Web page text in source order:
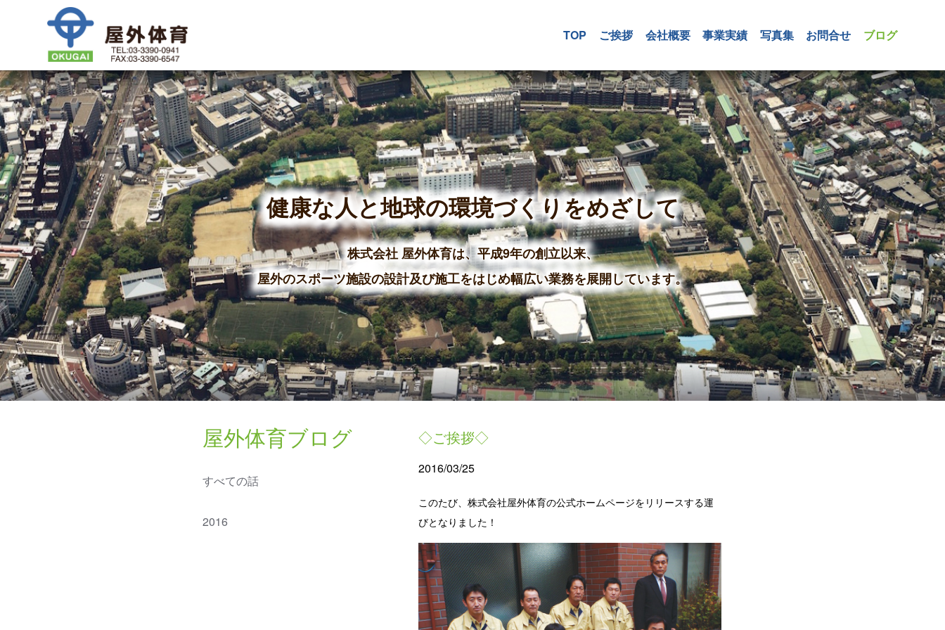
TOP ご挨拶 会社概要 事業実績 写真集 お問合せ ブログ
健康な人と地球の環境づくりをめざして
株式会社 屋外体育は、平成9年の創立以来、
屋外のスポーツ施設の設計及び施工をはじめ幅広い業務を展開しています。
屋外体育ブログ
すべての話
2016
◇ご挨拶◇
2016/03/25
このたび、株式会社屋外体育の公式ホームページをリリースする運
びとなりました！